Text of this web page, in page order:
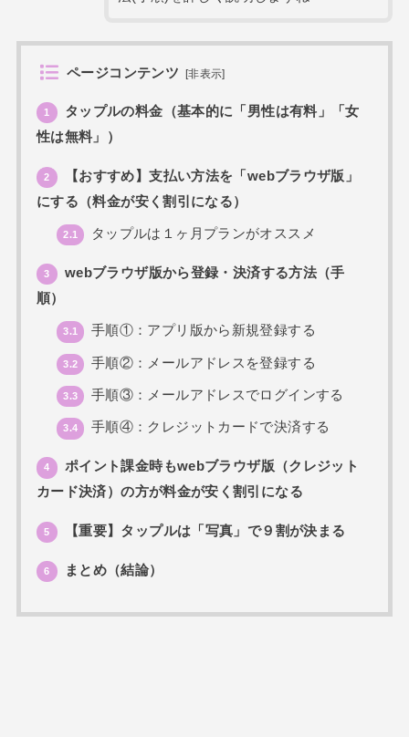
ページコンテンツ [非表示]
1
タップルの料金（基本的に「男性は有料」「女
性は無料」）
2
【おすすめ】支払い方法を「webブラウザ版」
にする（料金が安く割引になる）
2.1 タップルは１ヶ月プランがオススメ
3
webブラウザ版から登録・決済する方法（手
順）
3.1 手順①：アプリ版から新規登録する
3.2 手順②：メールアドレスを登録する
3.3 手順③：メールアドレスでログインする
3.4 手順④：クレジットカードで決済する
4
ポイント課金時もwebブラウザ版（クレジット
カード決済）の方が料金が安く割引になる
5 【重要】タップルは「写真」で９割が決まる
6 まとめ（結論）